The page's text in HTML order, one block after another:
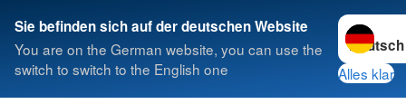
Sie befinden sich auf der deutschen Website
You are on the German website, you can use the
switch to switch to the English one
Sprache
Alles klar
Suche